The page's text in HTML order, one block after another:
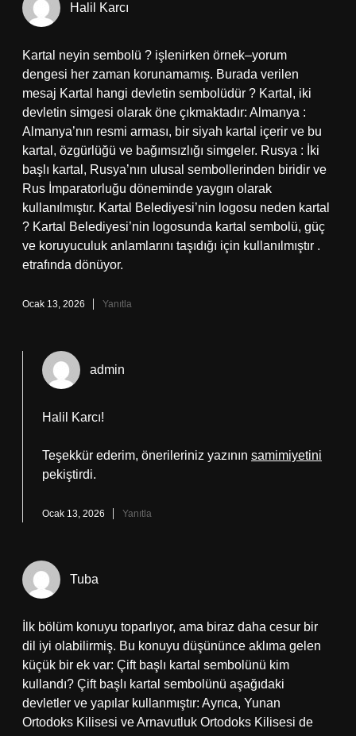
Halil Karcı
Kartal neyin sembolü ? işlenirken örnek–yorum
dengesi her zaman korunamamış. Burada verilen
mesaj Kartal hangi devletin sembolüdür ? Kartal, iki
devletin simgesi olarak öne çıkmaktadır: Almanya :
Almanya’nın resmi arması, bir siyah kartal içerir ve bu
kartal, özgürlüğü ve bağımsızlığı simgeler. Rusya : İki
başlı kartal, Rusya’nın ulusal sembollerinden biridir ve
Rus İmparatorluğu döneminde yaygın olarak
kullanılmıştır. Kartal Belediyesi’nin logosu neden kartal
? Kartal Belediyesi’nin logosunda kartal sembolü, güç
ve koruyuculuk anlamlarını taşıdığı için kullanılmıştır .
etrafında dönüyor.
Ocak 13, 2026 Yanıtla
admin
Halil Karcı!
Teşekkür ederim, önerileriniz yazının samimiyetini
pekiştirdi.
Ocak 13, 2026 Yanıtla
Tuba
İlk bölüm konuyu toparlıyor, ama biraz daha cesur bir
dil iyi olabilirmiş. Bu konuyu düşününce aklıma gelen
küçük bir ek var: Çift başlı kartal sembolünü kim
kullandı? Çift başlı kartal sembolünü aşağıdaki
devletler ve yapılar kullanmıştır: Ayrıca, Yunan
Ortodoks Kilisesi ve Arnavutluk Ortodoks Kilisesi de